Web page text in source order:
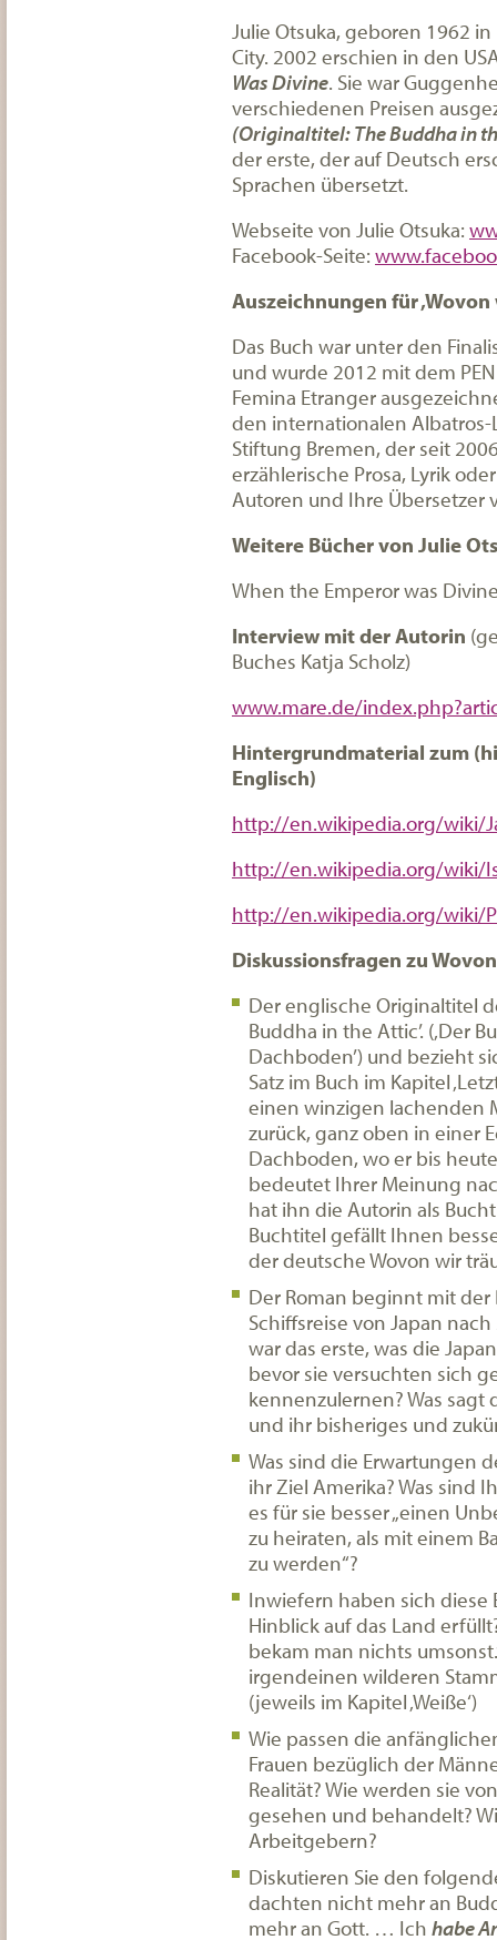
Julie Otsuka, geboren 1962
City. 2002 erschien in den
Was Divine. Sie war
verschiedenen Preisen
(Originaltitel: The Buddha in
der erste, der auf Deutsch
Sprachen übersetzt.
Webseite von Julie Otsuka:
Facebook-Seite:
Auszeichnungen für
Das Buch war unter den
und wurde 2012 mit dem
Femina Etranger
den internationalen Albatros-
Stiftung Bremen, der seit
erzählerische Prosa, Lyrik
Autoren und Ihre Übersetzer
Weitere Bücher von Julie
When the Emperor was
Interview mit der Autorin
Buches Katja Scholz)
www.mare.de/
Hintergrundmaterial zum
Englisch)
http://en.wikipedia.org/wiki/
http://en.wikipedia.org/wiki/
http://en.wikipedia.org/wiki/
Diskussionsfragen zu
Der englische Originaltitel
Buddha in the Attic’. (‚Der
Dachboden’) und bezieht
Satz im Buch im Kapitel
einen winzigen lachenden
zurück, ganz oben in einer
Dachboden, wo er bis
bedeutet Ihrer Meinung
hat ihn die Autorin als
Buchtitel gefällt Ihnen
der deutsche Wovon wir
Der Roman beginnt mit
Schiffsreise von Japan nach
war das erste, was die
bevor sie versuchten sich
kennenzulernen? Was sagt
und ihr bisheriges und
Was sind die Erwartungen
ihr Ziel Amerika? Was sind
es für sie besser „einen
zu heiraten, als mit einem
zu werden“?
Inwiefern haben sich diese
Hinblick auf das Land
bekam man nichts
irgendeinen wilderen
(jeweils im Kapitel ‚Weiße‘)
Wie passen die
Frauen bezüglich der
Realität? Wie werden sie
gesehen und behandelt?
Arbeitgebern?
Diskutieren Sie den
dachten nicht mehr an
mehr an Gott. … Ich habe